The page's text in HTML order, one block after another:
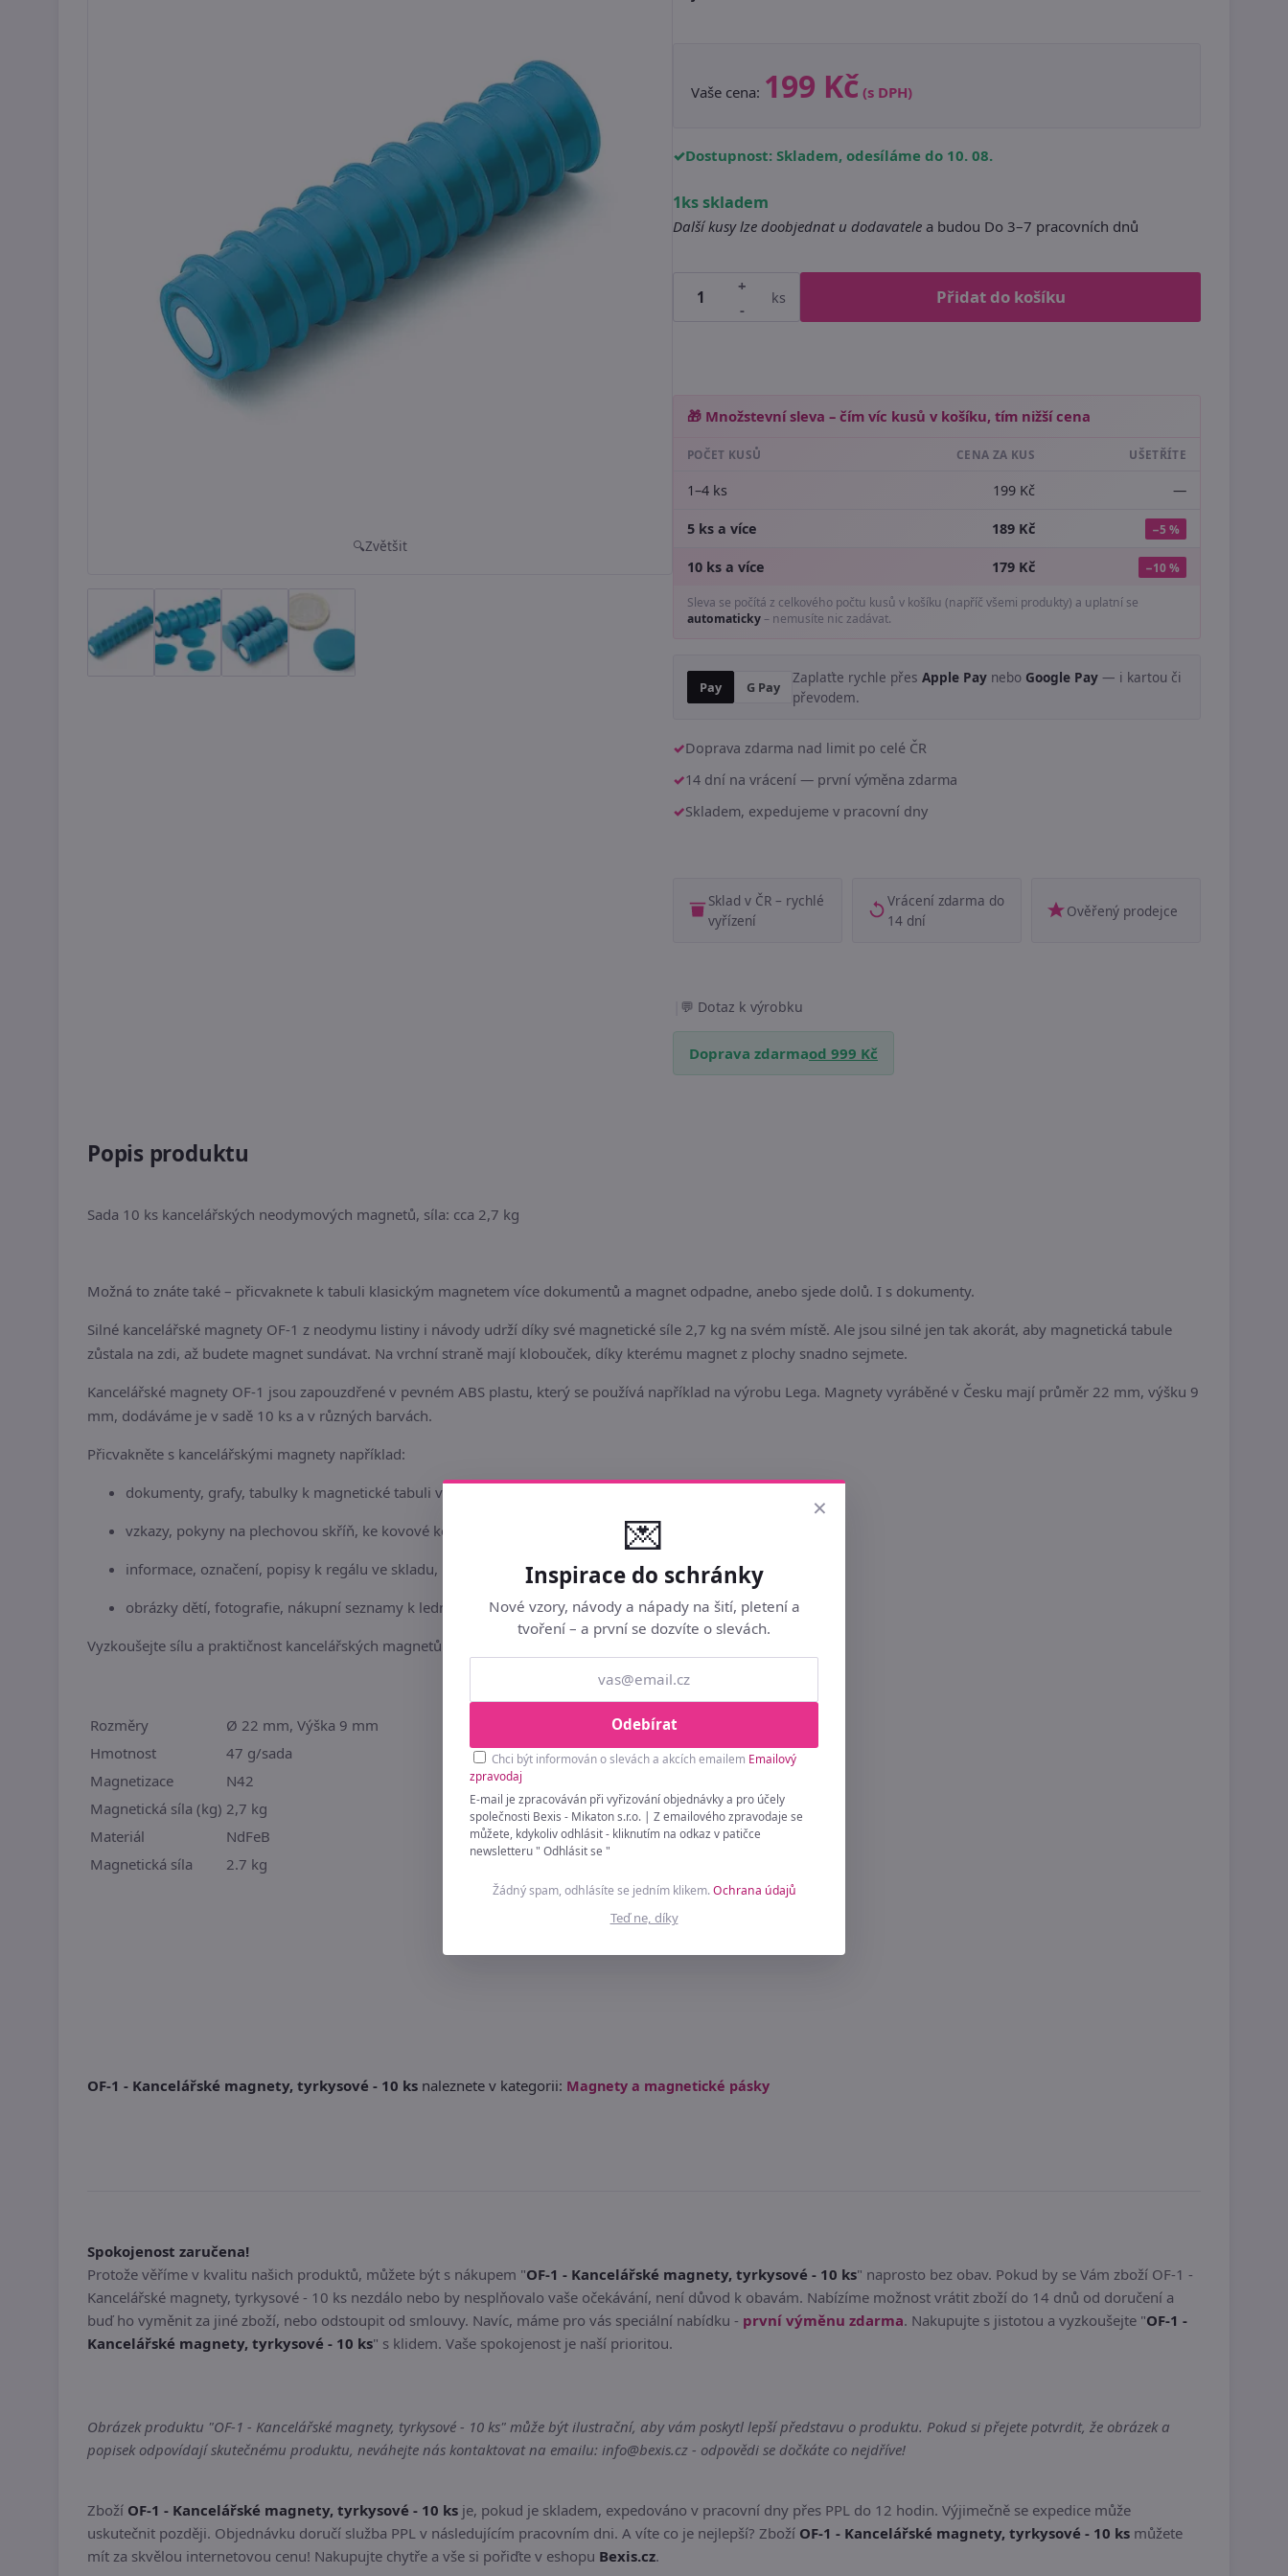
Zvětšit
Vaše cena: 199 Kč (s DPH)
Dostupnost: Skladem, odesíláme do 10. 08.
1ks skladem
Další kusy lze doobjednat u dodavatele a budou Do 3–7 pracovních dnů
+
-
ks Přidat do košíku
🎁 Množstevní sleva – čím víc kusů v košíku, tím nižší cena
POČET KUSŮ CENA ZA KUS UŠETŘÍTE
1–4 ks 199 Kč —
5 ks a více 189 Kč −5 %
10 ks a více 179 Kč −10 %
Sleva se počítá z celkového počtu kusů v košíku (napříč všemi produkty) a uplatní se
automaticky– nemusíte nic zadávat.
Pay G Pay
Zaplaťte rychle přes Apple Pay nebo Google Pay — i kartou či
převodem.
Doprava zdarma nad limit po celé ČR
14 dní na vrácení — první výměna zdarma
Skladem, expedujeme v pracovní dny
Sklad v ČR – rychlé
vyřízení
Vrácení zdarma do
14 dní
Ověřený prodejce
Dotaz k výrobku
Doprava zdarmaod 999 Kč
Popis produktu
Sada 10 ks kancelářských neodymových magnetů, síla: cca 2,7 kg
Možná to znáte také – přicvaknete k tabuli klasickým magnetem více dokumentů a magnet odpadne, anebo sjede dolů. I s dokumenty.
Silné kancelářské magnety OF-1 z neodymu listiny i návody udrží díky své magnetické síle 2,7 kg na svém místě. Ale jsou silné jen tak akorát, aby magnetická tabule
zůstala na zdi, až budete magnet sundávat. Na vrchní straně mají klobouček, díky kterému magnet z plochy snadno sejmete.
Kancelářské magnety OF-1 jsou zapouzdřené v pevném ABS plastu, který se používá například na výrobu Lega. Magnety vyráběné v Česku mají průměr 22 mm, výšku 9
mm, dodáváme je v sadě 10 ks a v různých barvách.
Přicvakněte s kancelářskými magnety například:
dokumenty, grafy, tabulky k magnetické tabuli v kanceláři,
vzkazy, pokyny na plechovou skříň, ke kovové konstrukci v dílně,
informace, označení, popisy k regálu ve skladu,
obrázky dětí, fotografie, nákupní seznamy k lednici.
Vyzkoušejte sílu a praktičnost kancelářských magnetů OF-1.
Rozměry
Ø 22 mm, Výška 9 mm
Hmotnost
47 g/sada
Magnetizace
N42
Magnetická síla (kg) 2,7 kg
Materiál
NdFeB
Magnetická síla
2.7 kg
OF-1 - Kancelářské magnety, tyrkysové - 10 ks naleznete v kategorii: Magnety a magnetické pásky
Spokojenost zaručena!
Protože věříme v kvalitu našich produktů, můžete být s nákupem "OF-1 - Kancelářské magnety, tyrkysové - 10 ks" naprosto bez obav. Pokud by se Vám zboží OF-1 -
Kancelářské magnety, tyrkysové - 10 ks nezdálo nebo by nesplňovalo vaše očekávání, není důvod k obavám. Nabízíme možnost vrátit zboží do 14 dnů od doručení a
buď ho vyměnit za jiné zboží, nebo odstoupit od smlouvy. Navíc, máme pro vás speciální nabídku - první výměnu zdarma. Nakupujte s jistotou a vyzkoušejte "OF-1 -
Kancelářské magnety, tyrkysové - 10 ks" s klidem. Vaše spokojenost je naší prioritou.
Obrázek produktu "OF-1 - Kancelářské magnety, tyrkysové - 10 ks" může být ilustrační, aby vám poskytl lepší představu o produktu. Pokud si přejete potvrdit, že obrázek a
popisek odpovídají skutečnému produktu, neváhejte nás kontaktovat na emailu: info@bexis.cz - odpovědi se dočkáte co nejdříve!
Zboží OF-1 - Kancelářské magnety, tyrkysové - 10 ks je, pokud je skladem, expedováno v pracovní dny přes PPL do 12 hodin. Výjimečně se expedice může
uskutečnit později. Objednávku doručí služba PPL v následujícím pracovním dni. A víte co je nejlepší? Zboží OF-1 - Kancelářské magnety, tyrkysové - 10 ks můžete
mít za skvělou internetovou cenu! Nakupujte chytře a vše si pořiďte v eshopu Bexis.cz.
×
💌
Inspirace do schránky
Nové vzory, návody a nápady na šití, pletení a
tvoření – a první se dozvíte o slevách.
Odebírat
Chci být informován o slevách a akcích emailem Emailový
zpravodaj
E-mail je zpracováván při vyřizování objednávky a pro účely
společnosti Bexis - Mikaton s.r.o. | Z emailového zpravodaje se
můžete, kdykoliv odhlásit - kliknutím na odkaz v patičce
newsletteru " Odhlásit se "
Žádný spam, odhlásíte se jedním klikem.Ochrana údajů
Teď ne, díky